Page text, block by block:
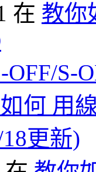
在 教你
OFF/S-
何 用
更新)